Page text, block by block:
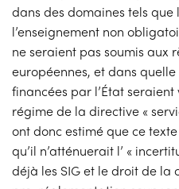
dans des domaines tels que
l’enseignement non
ne seraient pas soumis aux
européennes, et dans
financées par l’État
régime de la directive «
ont donc estimé que ce
qu’il n’atténuerait l’ «
déjà les SIG et le droit de la